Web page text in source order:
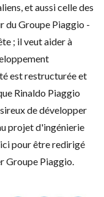
et aussi celle des
du Groupe Piaggio -
; il veut aider à
est restructurée et
Rinaldo Piaggio
de développer
projet d'ingénierie
pour être redirigé
Groupe Piaggio.